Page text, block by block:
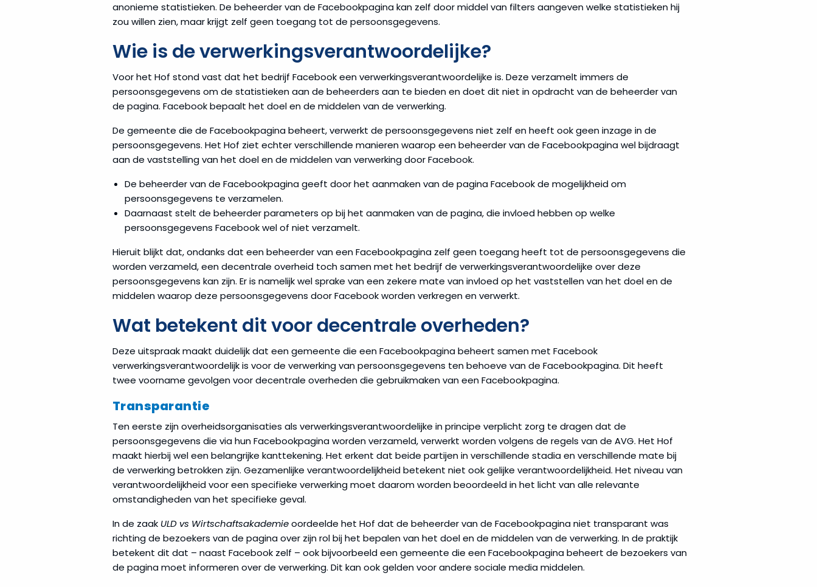
anonieme statistieken. De beheerder van de Facebookpagina kan zelf door middel van filters aangeven welke statistieken hij
zou willen zien, maar krijgt zelf geen toegang tot de persoonsgegevens.
Wie is de verwerkingsverantwoordelijke?
Voor het Hof stond vast dat het bedrijf Facebook een verwerkingsverantwoordelijke is. Deze verzamelt immers de
persoonsgegevens om de statistieken aan de beheerders aan te bieden en doet dit niet in opdracht van de beheerder van
de pagina. Facebook bepaalt het doel en de middelen van de verwerking.
De gemeente die de Facebookpagina beheert, verwerkt de persoonsgegevens niet zelf en heeft ook geen inzage in de
persoonsgegevens. Het Hof ziet echter verschillende manieren waarop een beheerder van de Facebookpagina wel bijdraagt
aan de vaststelling van het doel en de middelen van verwerking door Facebook.
De beheerder van de Facebookpagina geeft door het aanmaken van de pagina Facebook de mogelijkheid om
persoonsgegevens te verzamelen.
Daarnaast stelt de beheerder parameters op bij het aanmaken van de pagina, die invloed hebben op welke
persoonsgegevens Facebook wel of niet verzamelt.
Hieruit blijkt dat, ondanks dat een beheerder van een Facebookpagina zelf geen toegang heeft tot de persoonsgegevens die
worden verzameld, een decentrale overheid toch samen met het bedrijf de verwerkingsverantwoordelijke over deze
persoonsgegevens kan zijn. Er is namelijk wel sprake van een zekere mate van invloed op het vaststellen van het doel en de
middelen waarop deze persoonsgegevens door Facebook worden verkregen en verwerkt.
Wat betekent dit voor decentrale overheden?
Deze uitspraak maakt duidelijk dat een gemeente die een Facebookpagina beheert samen met Facebook
verwerkingsverantwoordelijk is voor de verwerking van persoonsgegevens ten behoeve van de Facebookpagina. Dit heeft
twee voorname gevolgen voor decentrale overheden die gebruikmaken van een Facebookpagina.
Transparantie
Ten eerste zijn overheidsorganisaties als verwerkingsverantwoordelijke in principe verplicht zorg te dragen dat de
persoonsgegevens die via hun Facebookpagina worden verzameld, verwerkt worden volgens de regels van de AVG. Het Hof
maakt hierbij wel een belangrijke kanttekening. Het erkent dat beide partijen in verschillende stadia en verschillende mate bij
de verwerking betrokken zijn. Gezamenlijke verantwoordelijkheid betekent niet ook gelijke verantwoordelijkheid. Het niveau van
verantwoordelijkheid voor een specifieke verwerking moet daarom worden beoordeeld in het licht van alle relevante
omstandigheden van het specifieke geval.
In de zaak ULD vs Wirtschaftsakademieoordeelde het Hof dat de beheerder van de Facebookpagina niet transparant was
richting de bezoekers van de pagina over zijn rol bij het bepalen van het doel en de middelen van de verwerking. In de praktijk
betekent dit dat – naast Facebook zelf – ook bijvoorbeeld een gemeente die een Facebookpagina beheert de bezoekers van
de pagina moet informeren over de verwerking. Dit kan ook gelden voor andere sociale media middelen.